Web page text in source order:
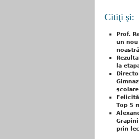
Citiţi şi:
Prof.
un
noastră
la
Top 5
prin